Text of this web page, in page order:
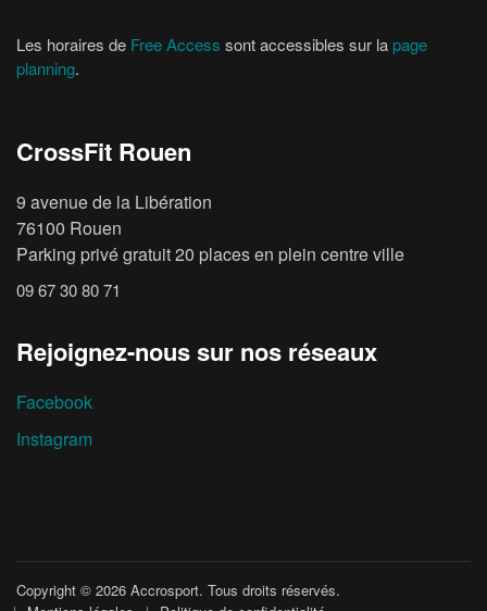
Les horaires de Free Access sont accessibles sur la page
planning.
CrossFit Rouen
9 avenue de la Libération
76100 Rouen
Parking privé gratuit 20 places en plein centre ville
09 67 30 80 71
Rejoignez-nous sur nos réseaux
Facebook
Instagram
Copyright © 2026 Accrosport. Tous droits réservés.